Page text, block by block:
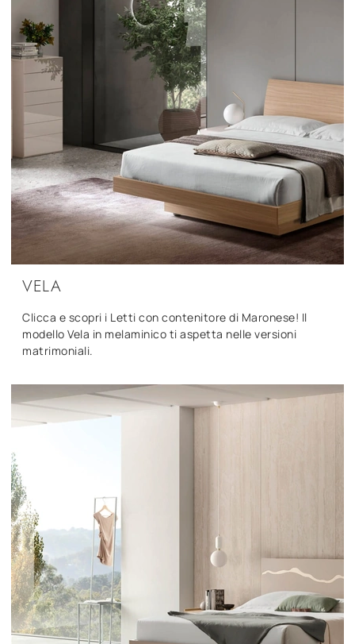
VELA
Clicca e scopri i Letti con contenitore di Maronese! Il
modello Vela in melaminico ti aspetta nelle versioni
matrimoniali.